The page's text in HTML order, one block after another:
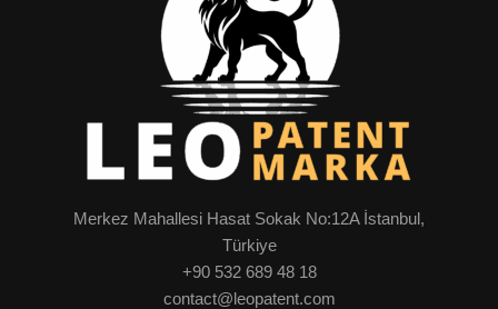
Merkez Mahallesi Hasat Sokak No:12A İstanbul,
Türkiye
+90 532 689 48 18
contact@leopatent.com